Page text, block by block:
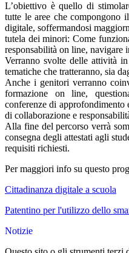
L’obiettivo è quello di
tutte le aree che compongono
digitale, soffermandosi
tutela dei minori: Come
responsabilità on line, navigare
Verranno svolte delle attività
tematiche che tratteranno, sia
Anche i genitori verranno
formazione on line,
conferenze di approfondimento
di collaborazione e
Alla fine del percorso verrà
consegna degli attestati agli
requisiti richiesti.
Per maggiori info su questo
Cittadinanza digitale a scuola
Patentino per l'utilizzo dello
Notizie